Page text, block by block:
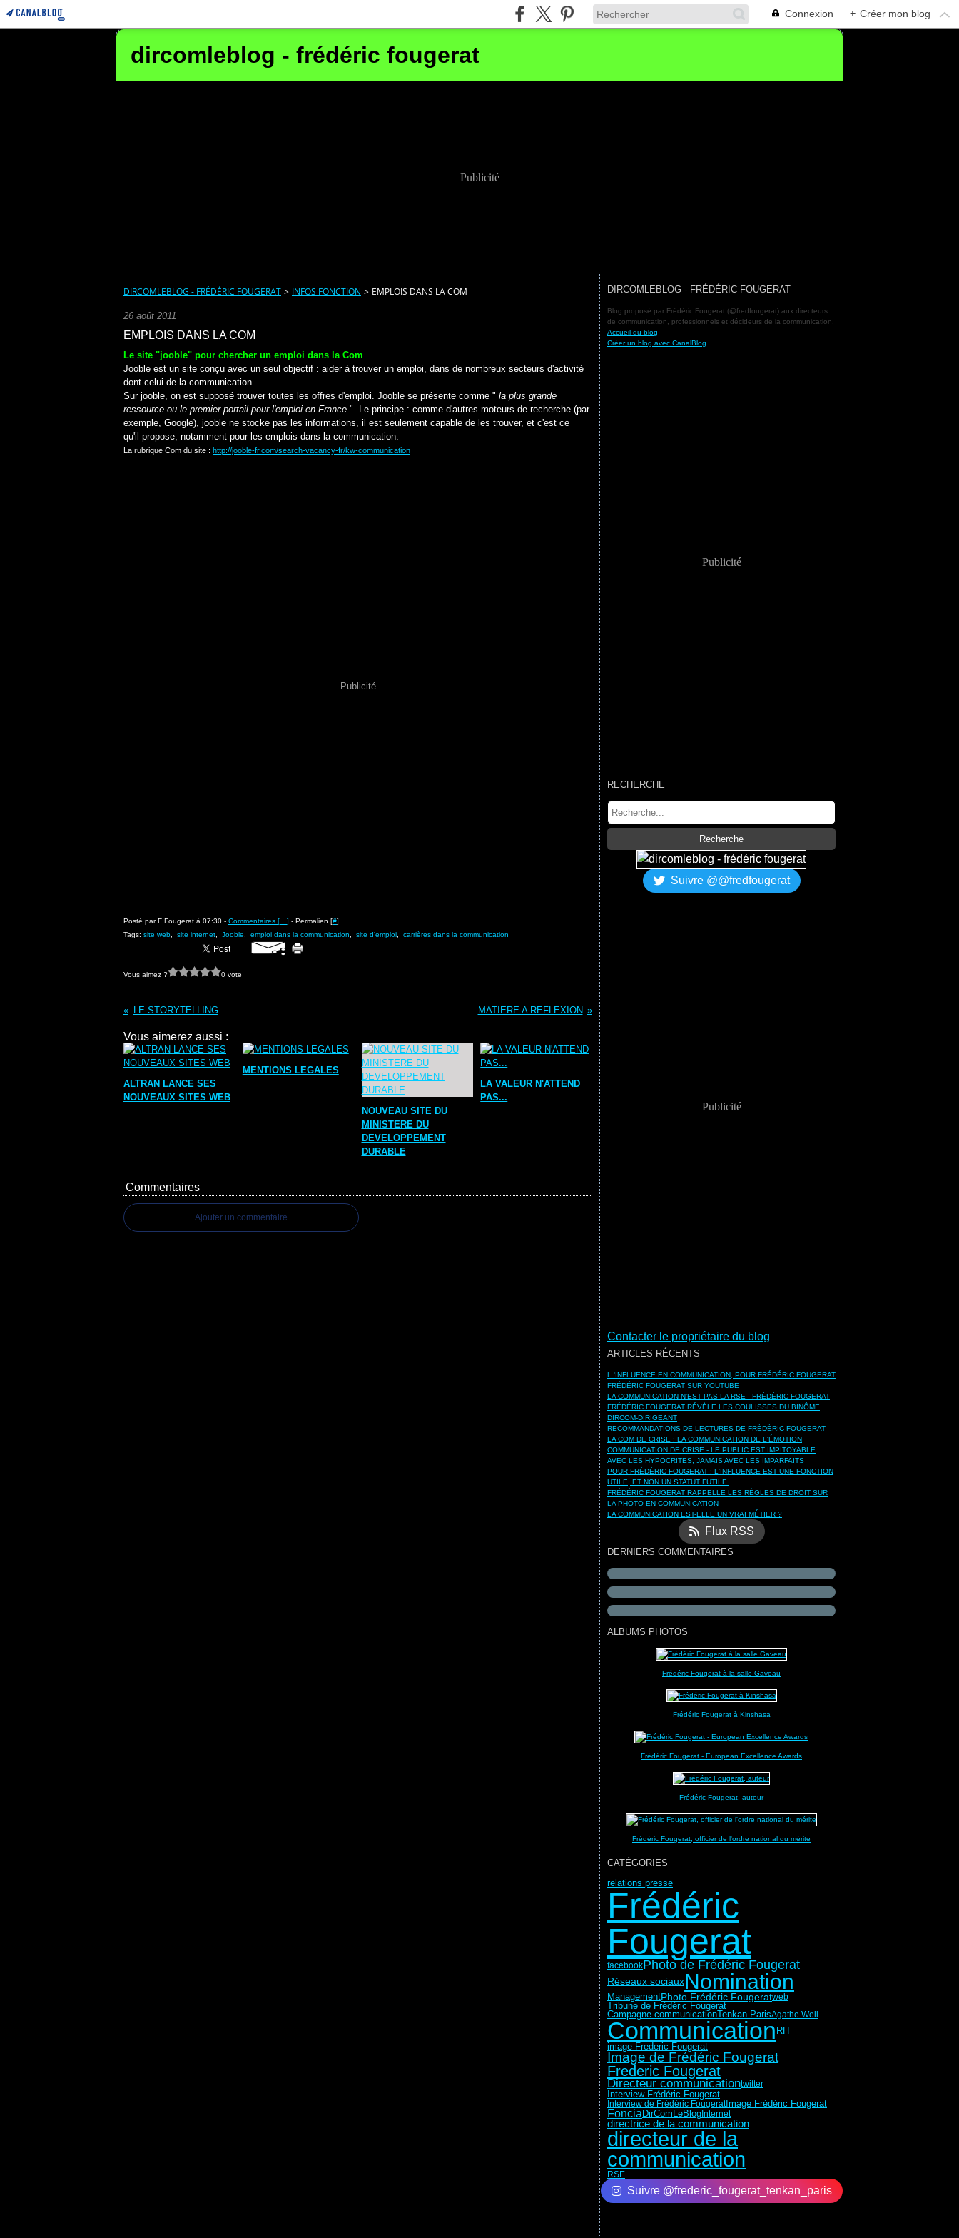
Connexion + Créer mon blog
dircomleblog - frédéric fougerat
Publicité
DIRCOMLEBLOG - FRÉDÉRIC FOUGERAT > INFOS FONCTION > EMPLOIS DANS LA COM
26 août 2011
EMPLOIS DANS LA COM
Le site "jooble" pour chercher un emploi dans la Com
Jooble est un site conçu avec un seul objectif : aider à trouver un emploi, dans de nombreux secteurs d'activité
dont celui de la communication.
Sur jooble, on est supposé trouver toutes les offres d'emploi. Jooble se présente comme " la plus grande
ressource ou le premier portail pour l'emploi en France ". Le principe : comme d'autres moteurs de recherche (par
exemple, Google), jooble ne stocke pas les informations, il est seulement capable de les trouver, et c'est ce
qu'il propose, notamment pour les emplois dans la communication.
La rubrique Com du site : http://jooble-fr.com/search-vacancy-fr/kw-communication
Publicité
Posté par F Fougerat à 07:30 - Commentaires [ ] - Permalien [#]
Tags: site web site internet Jooble emploi dans la communication site d'emploi carrières dans la communication
Vous aimez ? 0 vote
LE STORYTELLING MATIERE A REFLEXION
Vous aimerez aussi :
ALTRAN LANCE SES
NOUVEAUX SITES WEB
MENTIONS LEGALES
NOUVEAU SITE DU
MINISTERE DU
DEVELOPPEMENT
DURABLE
LA VALEUR N'ATTEND
PAS...
Commentaires
Ajouter un commentaire
DIRCOMLEBLOG - FRÉDÉRIC FOUGERAT
Blog proposé par Frédéric Fougerat (@fredfougerat) aux directeurs
de communication, professionnels et décideurs de la communication.
Accueil du blog
Créer un blog avec CanalBlog
Publicité
RECHERCHE
Suivre @@fredfougerat
Publicité
Contacter le propriétaire du blog
ARTICLES RÉCENTS
L 'INFLUENCE EN COMMUNICATION, POUR FRÉDÉRIC FOUGERAT
FRÉDÉRIC FOUGERAT SUR YOUTUBE
LA COMMUNICATION N'EST PAS LA RSE - FRÉDÉRIC FOUGERAT
FRÉDÉRIC FOUGERAT RÉVÈLE LES COULISSES DU BINÔME
DIRCOM-DIRIGEANT
RECOMMANDATIONS DE LECTURES DE FRÉDÉRIC FOUGERAT
LA COM DE CRISE : LA COMMUNICATION DE L'ÉMOTION
COMMUNICATION DE CRISE - LE PUBLIC EST IMPITOYABLE
AVEC LES HYPOCRITES, JAMAIS AVEC LES IMPARFAITS
POUR FRÉDÉRIC FOUGERAT : L'INFLUENCE EST UNE FONCTION
UTILE, ET NON UN STATUT FUTILE
FRÉDÉRIC FOUGERAT RAPPELLE LES RÈGLES DE DROIT SUR
LA PHOTO EN COMMUNICATION
LA COMMUNICATION EST-ELLE UN VRAI MÉTIER ?
Flux RSS
DERNIERS COMMENTAIRES
ALBUMS PHOTOS
Frédéric Fougerat à la salle Gaveau
Frédéric Fougerat à Kinshasa
Frédéric Fougerat - European Excellence Awards
Frédéric Fougerat, auteur
Frédéric Fougerat, officier de l'ordre national du mérite
CATÉGORIES
relations presse
Frédéric
Fougerat
facebookPhoto de Frédéric Fougerat
Réseaux sociauxNomination
ManagementPhoto Frédéric Fougeratweb
Tribune de Frédéric Fougerat
Campagne communicationTenkan ParisAgathe Weil
Communication RH
image Frederic Fougerat
Image de Frédéric Fougerat
Frederic Fougerat
Directeur communicationtwitter
Interview Frédéric Fougerat
Interview de Frédéric FougeratImage Frédéric Fougerat
FonciaDirComLeBlogInternet
directrice de la communication
directeur de la
communication
RSE
Suivre @frederic_fougerat_tenkan_paris